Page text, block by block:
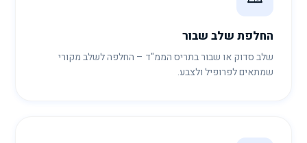
החלפת שלב שבור
שלב סדוק או שבור בתריס הממ"ד – החלפה לשלב מקורי
שמתאים לפרופיל ולצבע.